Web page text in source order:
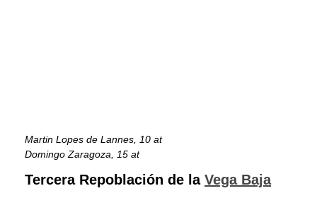
Martin Lopes de Lannes, 10 at
Domingo Zaragoza, 15 at
Tercera Repoblación de la Vega Baja